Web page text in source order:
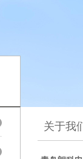
关于我